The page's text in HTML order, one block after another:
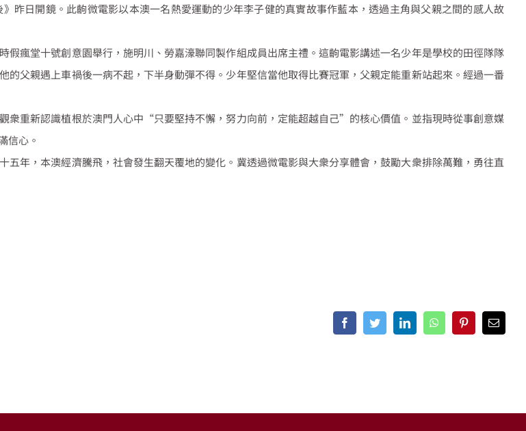
昨日開鏡。此齣微電影以本澳一名熱愛運動的少年李子健的真實故事作藍本，透過主角與父親之間的感人故
瘋堂十號創意園舉行，施明川、勞嘉濠聯同製作組成員出席主禮。這齣電影講述一名少年是學校的田徑隊隊
父親遇上車禍後一病不起，下半身動彈不得。少年堅信當他取得比賽冠軍，父親定能重新站起來。經過一番
衆重新認識植根於澳門人心中“只要堅持不懈，努力向前，定能超越自己”的核心價值。並指現時從事創意媒
信心。
年，本澳經濟騰飛，社會發生翻天覆地的變化。冀透過微電影與大衆分享體會，鼓勵大衆排除萬難，勇往直
FacebookTwitterLinkedInWhatsAppPinterestEmail